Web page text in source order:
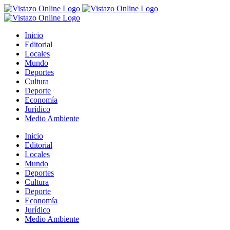
Saltar
al
Inicio
Editorial
Locales
Mundo
Deportes
Cultura
Deporte
Economía
Jurídico
Medio Ambiente
Inicio
Editorial
Locales
Mundo
Deportes
Cultura
Deporte
Economía
Jurídico
Medio Ambiente